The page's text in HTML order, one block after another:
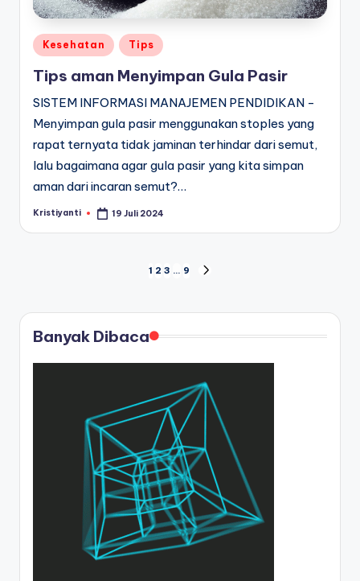
Posted
in
Kesehatan Tips
Tips aman Menyimpan Gula Pasir
SISTEM INFORMASI MANAJEMEN PENDIDIKAN -
Menyimpan gula pasir menggunakan stoples yang
rapat ternyata tidak jaminan terhindar dari semut,
lalu bagaimana agar gula pasir yang kita simpan
aman dari incaran semut?…
Posted
Kristiyanti 19 Juli 2024
pos
1 2 3 … 9
Banyak Dibaca